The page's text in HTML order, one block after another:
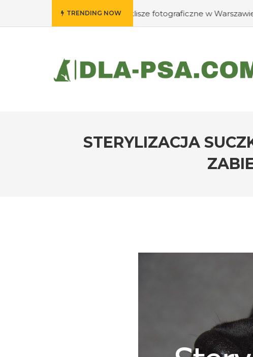
TRENDING NOW
wywołać swoje klisze fotograficzne w Warszawie? #Jak
STERYLIZACJA